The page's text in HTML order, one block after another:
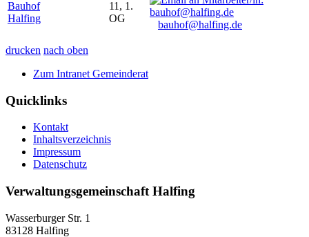
Bauhof
Halfing
11, 1.
OG
bauhof@halfing.de
drucken nach oben
Zum Intranet Gemeinderat
Quicklinks
Kontakt
Inhaltsverzeichnis
Impressum
Datenschutz
Verwaltungsgemeinschaft Halfing
Wasserburger Str. 1
83128 Halfing